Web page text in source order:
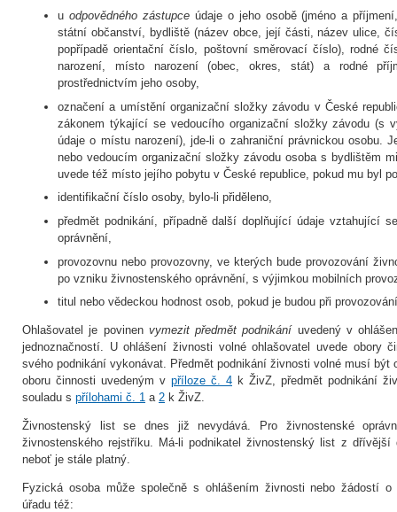
u odpovědného zástupceúdaje o jeho osobě (jméno a
státní občanství, bydliště (název obce, její části, název ulice,
popřípadě orientační číslo, poštovní směrovací číslo), rodné
narození, místo narození (obec, okres, stát) a rodné
prostřednictvím jeho osoby,
označení a umístění organizační složky závodu v České
zákonem týkající se vedoucího organizační složky závodu (s
údaje o místu narození), jde-li o zahraniční právnickou osobu.
nebo vedoucím organizační složky závodu osoba s bydlištěm
uvede též místo jejího pobytu v České republice, pokud mu byl
identifikační číslo osoby, bylo-li přiděleno,
předmět podnikání, případně další doplňující údaje vztahující
oprávnění,
provozovnu nebo provozovny, ve kterých bude provozování
po vzniku živnostenského oprávnění, s výjimkou mobilních
titul nebo vědeckou hodnost osob, pokud je budou při
Ohlašovatel je povinen vymezit předmět podnikáníuvedený v
jednoznačností. U ohlášení živnosti volné ohlašovatel uvede obory
svého podnikání vykonávat. Předmět podnikání živnosti volné musí být
oboru činnosti uvedeným v příloze č. 4 k ŽivZ, předmět podnikání
souladu s přílohami č. 1 a 2 k ŽivZ.
Živnostenský list se dnes již nevydává. Pro živnostenské
živnostenského rejstříku. Má-li podnikatel živnostenský list z
neboť je stále platný.
Fyzická osoba může společně s ohlášením živnosti nebo žádostí o
úřadu též: